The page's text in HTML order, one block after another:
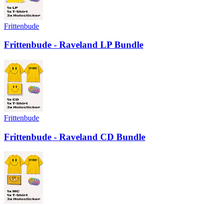
Frittenbude
Frittenbude - Raveland LP Bundle
Frittenbude
Frittenbude - Raveland CD Bundle